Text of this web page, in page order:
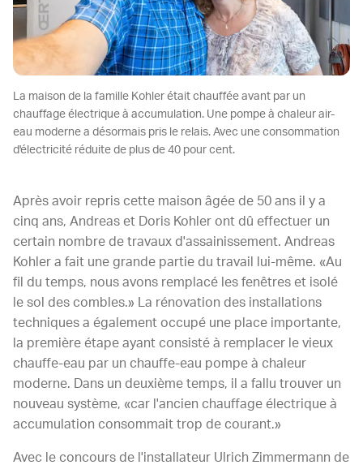
La maison de la famille Kohler était chauffée avant par un
chauffage électrique à accumulation. Une pompe à chaleur air-
eau moderne a désormais pris le relais. Avec une consommation
d'électricité réduite de plus de 40 pour cent.
Après avoir repris cette maison âgée de 50 ans il y a
cinq ans, Andreas et Doris Kohler ont dû effectuer un
certain nombre de travaux d'assainissement. Andreas
Kohler a fait une grande partie du travail lui-même. «Au
fil du temps, nous avons remplacé les fenêtres et isolé
le sol des combles.» La rénovation des installations
techniques a également occupé une place importante,
la première étape ayant consisté à remplacer le vieux
chauffe-eau par un chauffe-eau pompe à chaleur
moderne. Dans un deuxième temps, il a fallu trouver un
nouveau système, «car l'ancien chauffage électrique à
accumulation consommait trop de courant.»
Avec le concours de l'installateur Ulrich Zimmermann de